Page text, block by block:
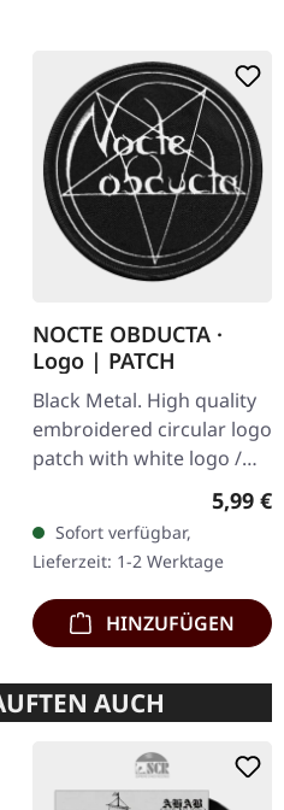
Preis:
NOCTE OBDUCTA ·
Logo | PATCH
Black Metal. High quality
embroidered circular logo
patch with white logo /
embroidered edge. Size
ca. 10 cm diameter
5,99 €
Sofort verfügbar,
Lieferzeit: 1-2 Werktage
HINZUFÜGEN
AUCH